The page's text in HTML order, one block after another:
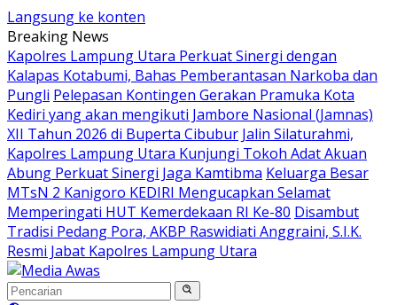
Langsung ke konten
Breaking News
Kapolres Lampung Utara Perkuat Sinergi dengan
Kalapas Kotabumi, Bahas Pemberantasan Narkoba dan
Pungli Pelepasan Kontingen Gerakan Pramuka Kota
Kediri yang akan mengikuti Jambore Nasional (Jamnas)
XII Tahun 2026 di Buperta Cibubur Jalin Silaturahmi,
Kapolres Lampung Utara Kunjungi Tokoh Adat Akuan
Abung Perkuat Sinergi Jaga Kamtibma Keluarga Besar
MTsN 2 Kanigoro KEDIRI Mengucapkan Selamat
Memperingati HUT Kemerdekaan RI Ke-80 Disambut
Tradisi Pedang Pora, AKBP Raswidiati Anggraini, S.I.K.
Resmi Jabat Kapolres Lampung Utara